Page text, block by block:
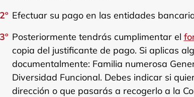
Efectuar su pago en las entidades
Posteriormente tendrás cumplimentar el
copia del justificante de pago. Si aplicas
documentalmente: Familia numerosa
Diversidad Funcional. Debes indicar si
dirección o que pasarás a recogerlo a la